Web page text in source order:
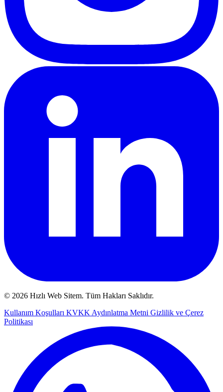
© 2026 Hızlı Web Sitem. Tüm Hakları Saklıdır.
Kullanım Koşulları KVKK Aydınlatma Metni Gizlilik ve Çerez
Politikası